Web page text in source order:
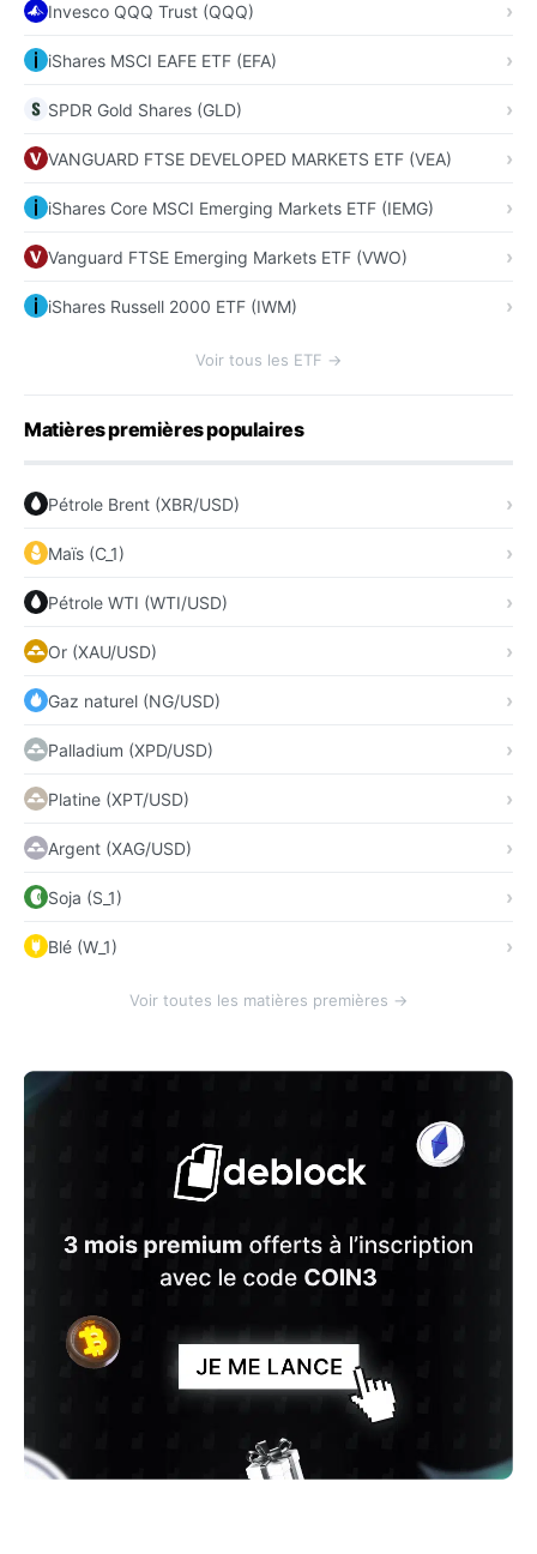
Invesco QQQ Trust (QQQ)
iShares MSCI EAFE ETF (EFA)
SPDR Gold Shares (GLD)
VANGUARD FTSE DEVELOPED MARKETS ETF (VEA)
iShares Core MSCI Emerging Markets ETF (IEMG)
Vanguard FTSE Emerging Markets ETF (VWO)
iShares Russell 2000 ETF (IWM)
Voir tous les ETF →
Matières premières populaires
Pétrole Brent (XBR/USD)
Maïs (C_1)
Pétrole WTI (WTI/USD)
Or (XAU/USD)
Gaz naturel (NG/USD)
Palladium (XPD/USD)
Platine (XPT/USD)
Argent (XAG/USD)
Soja (S_1)
Blé (W_1)
Voir toutes les matières premières →